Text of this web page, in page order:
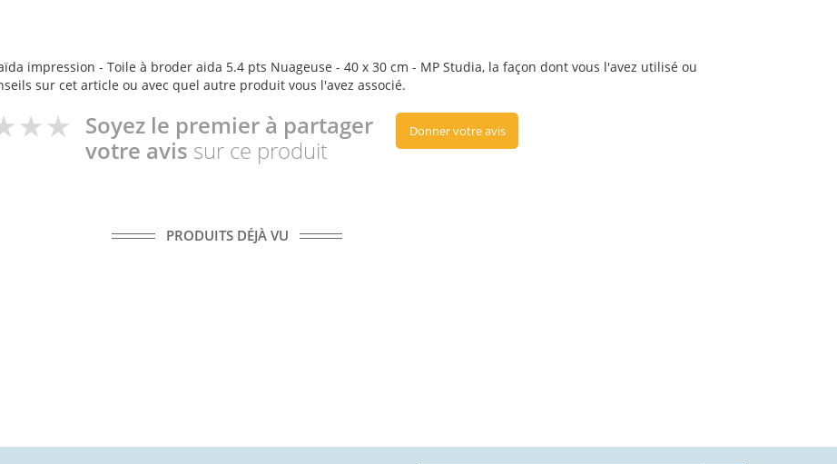
impression - Toile à broder aida 5.4 pts Nuageuse - 40 x 30 cm - MP Studia, la façon dont vous l'avez utilisé ou
sur cet article ou avec quel autre produit vous l'avez associé.
Soyez le premier à partager
votre avis sur ce produit
Donner votre avis
PRODUITS DÉJÀ VU